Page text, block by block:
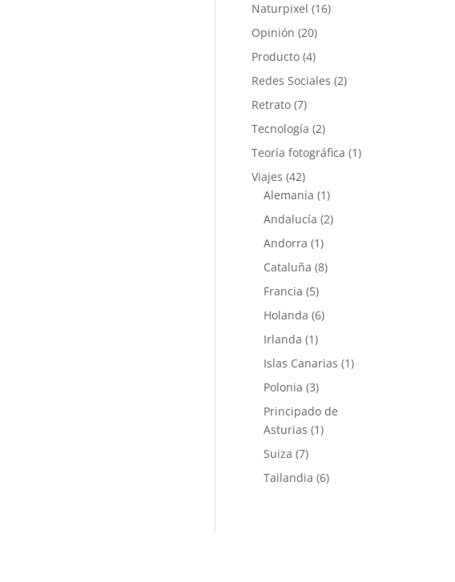
Naturpixel (16)
Opinión (20)
Producto (4)
Redes Sociales (2)
Retrato (7)
Tecnología (2)
Teoría fotográfica (1)
Viajes (42)
Alemania (1)
Andalucía (2)
Andorra (1)
Cataluña (8)
Francia (5)
Holanda (6)
Irlanda (1)
Islas Canarias (1)
Polonia (3)
Principado de
Asturias (1)
Suiza (7)
Tailandia (6)